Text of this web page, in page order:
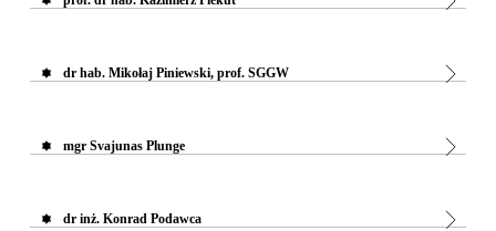
dr hab. Mikołaj Piniewski, prof. SGGW
mgr Svajunas Plunge
dr inż. Konrad Podawca